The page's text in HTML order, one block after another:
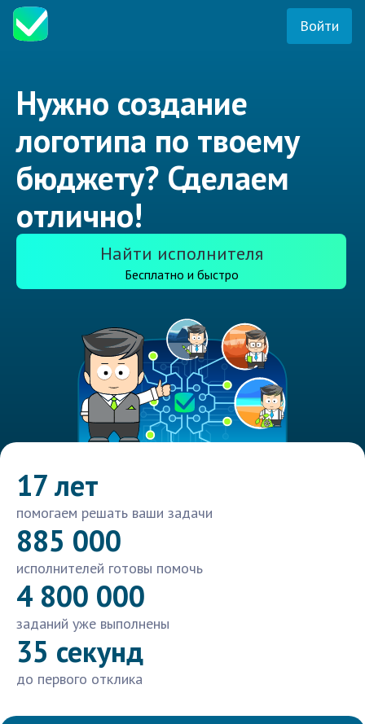
Войти
Нужно создание
логотипа по твоему
бюджету? Сделаем
отлично!
Найти исполнителя
Бесплатно и быстро
17 лет
помогаем решать ваши задачи
885 000
исполнителей готовы помочь
4 800 000
заданий уже выполнены
35 секунд
до первого отклика